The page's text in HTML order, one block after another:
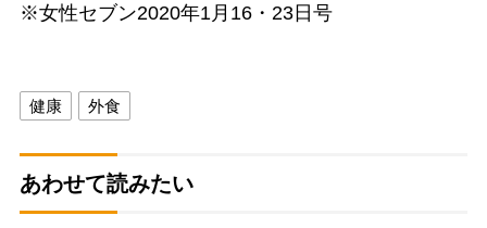
※女性セブン2020年1月16・23日号
健康 外食
あわせて読みたい